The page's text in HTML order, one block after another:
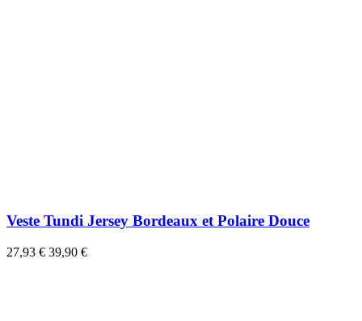
Veste Tundi Jersey Bordeaux et Polaire Douce
27,93 € 39,90 €